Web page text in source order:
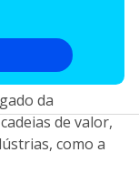
da
de valor,
como a